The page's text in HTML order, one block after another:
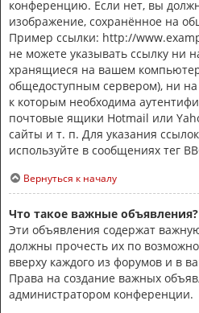
конференцию. Если нет, вы
изображение, сохранённое на
Пример ссылки: http://
не можете указывать ссылку ни
хранящиеся на вашем
общедоступным сервером), ни
к которым необходима
почтовые ящики Hotmail или
сайты и т. п. Для указания
используйте в сообщениях тег
Вернуться к началу
Что такое важные объявления?
Эти объявления содержат
должны прочесть их по
вверху каждого из форумов и в
Права на создание важных
администратором конференции.